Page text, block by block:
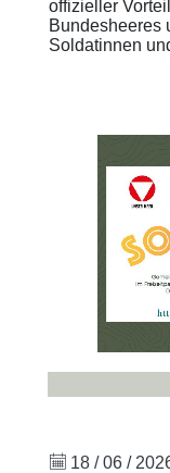
offizieller
Bundesheeres
Soldatinnen
18 / 06 /